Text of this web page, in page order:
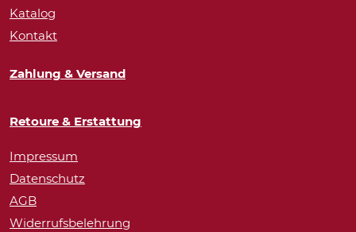
Katalog
Kontakt
Zahlung & Versand
Retoure & Erstattung
Impressum
Datenschutz
AGB
Widerrufsbelehrung